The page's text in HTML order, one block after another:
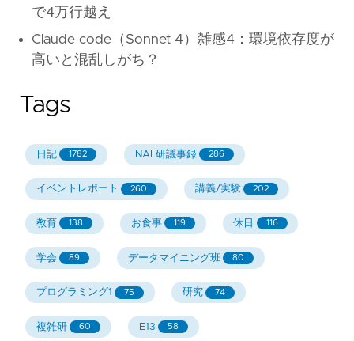
で4万行越え
Claude code（Sonnet 4）雑感4：環境依存度が
高いと混乱しがち？
Tags
日記 1782 NAL研議事録 286
イベントレポート 260 講義/実験 202
教育 138 お食事 119 休日 116
学会 89 データマイニング班 80
プログラミング1 75 研究 74
複雑研 60 E13 58